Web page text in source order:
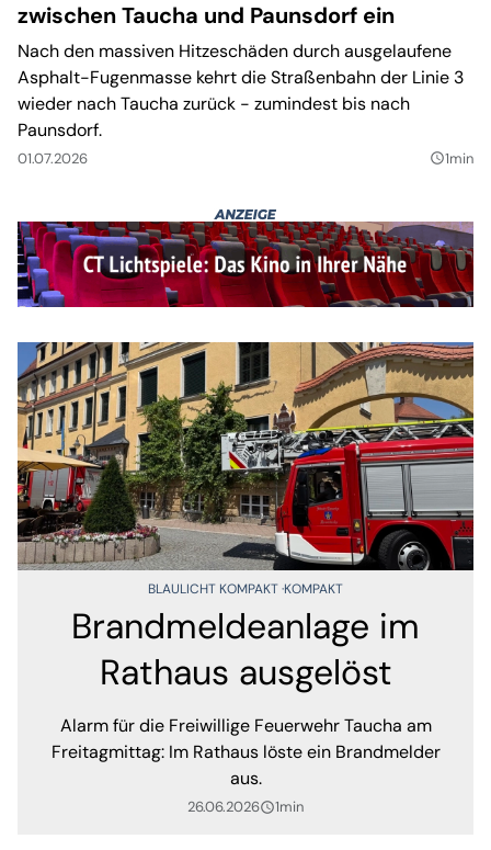
zwischen Taucha und Paunsdorf ein
Nach den massiven Hitzeschäden durch ausgelaufene
Asphalt-Fugenmasse kehrt die Straßenbahn der Linie 3
wieder nach Taucha zurück - zumindest bis nach
Paunsdorf.
01.07.2026 query_builder1min
BLAULICHT KOMPAKT KOMPAKT
Brandmeldeanlage im
Rathaus ausgelöst
Alarm für die Freiwillige Feuerwehr Taucha am
Freitagmittag: Im Rathaus löste ein Brandmelder
aus.
26.06.2026query_builder1min